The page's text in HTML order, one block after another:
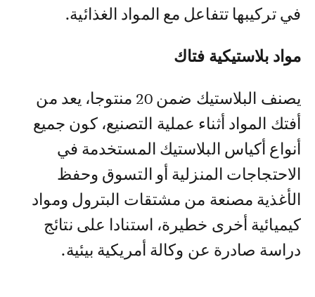
في تركيبها تتفاعل مع المواد الغذائية.
مواد بلاستيكية فتاك
يصنف البلاستيك ضمن 20 منتوجا، يعد من
أفتك المواد أثناء عملية التصنيع، كون جميع
أنواع أكياس البلاستيك المستخدمة في
الاحتجاجات المنزلية أو التسوق وحفظ
الأغذية مصنعة من مشتقات البترول ومواد
كيميائية أخرى خطيرة، استنادا على نتائج
دراسة صادرة عن وكالة أمريكية بيئية.